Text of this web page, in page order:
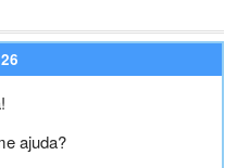
ajuda?